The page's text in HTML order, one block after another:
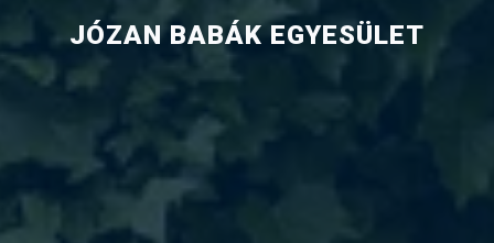
JÓZAN BABÁK EGYESÜLET